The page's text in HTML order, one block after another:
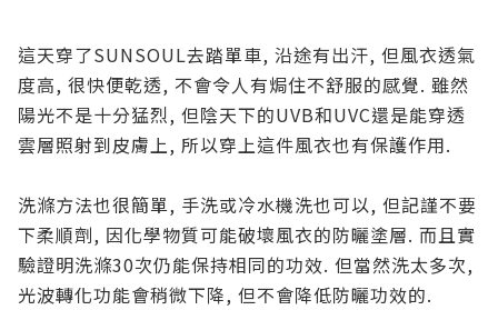
這天穿了SUNSOUL去踏單車, 沿途有出汗, 但風衣透氣
度高, 很快便乾透, 不會令人有焗住不舒服的感覺. 雖然
陽光不是十分猛烈, 但陰天下的UVB和UVC還是能穿透
雲層照射到皮膚上, 所以穿上這件風衣也有保護作用.
洗滌方法也很簡單, 手洗或冷水機洗也可以, 但記謹不要
下柔順劑, 因化學物質可能破壞風衣的防曬塗層. 而且實
驗證明洗滌30次仍能保持相同的功效. 但當然洗太多次,
光波轉化功能會稍微下降, 但不會降低防曬功效的.